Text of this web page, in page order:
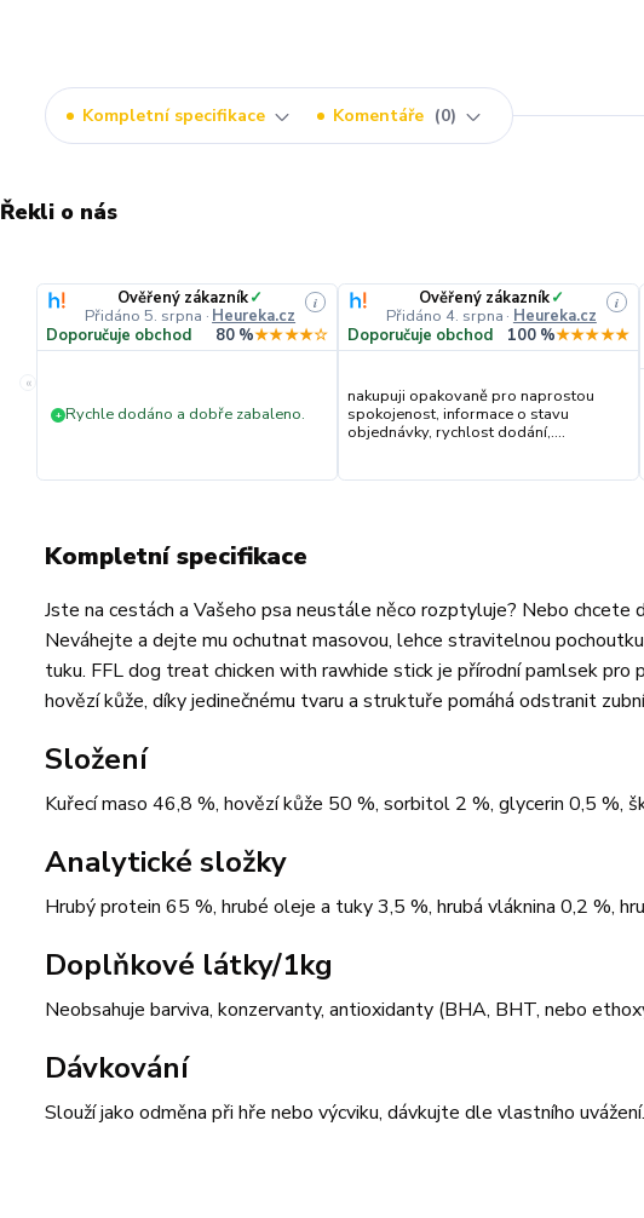
Kompletní specifikace Komentáře 0
Řekli o nás
«
Ověřený zákazník✓
Přidáno 5. srpna · Heureka.cz
i
Doporučuje obchod 80 %★★★★☆
+ Rychle dodáno a dobře zabaleno.
Ověřený zákazník✓
Přidáno 4. srpna · Heureka.cz
i
Doporučuje obchod 100 %★★★★★
nakupuji opakovaně pro naprostou
spokojenost, informace o stavu
objednávky, rychlost dodání,....
Kompletní specifikace
Jste na cestách a Vašeho psa neustále něco rozptyluje? Nebo
Neváhejte a dejte mu ochutnat masovou, lehce stravitelnou
tuku. FFL dog treat chicken with rawhide stick je přírodní pamlsek
hovězí kůže, díky jedinečnému tvaru a struktuře pomáhá odstranit
Složení
Kuřecí maso 46,8 %, hovězí kůže 50 %, sorbitol 2 %, glycerin 0,5 %,
Analytické složky
Hrubý protein 65 %, hrubé oleje a tuky 3,5 %, hrubá vláknina 0,2 %,
Doplňkové látky/1kg
Neobsahuje barviva, konzervanty, antioxidanty (BHA, BHT, nebo
Dávkování
Slouží jako odměna při hře nebo výcviku, dávkujte dle vlastního